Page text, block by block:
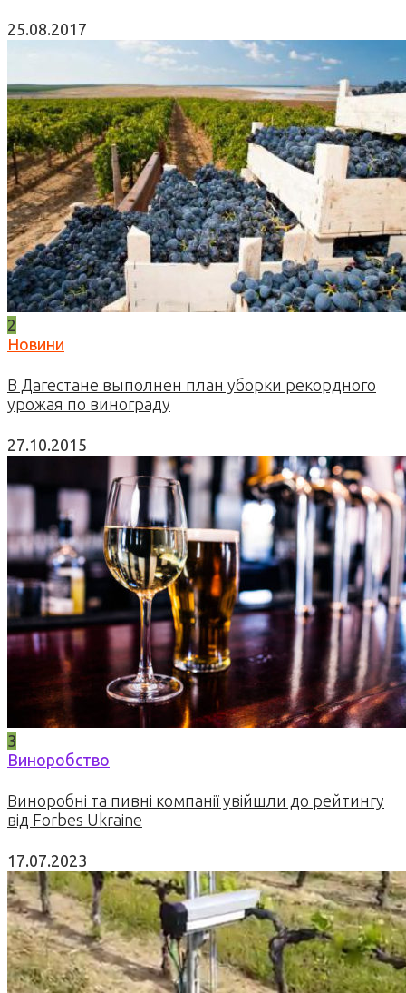
25.08.2017
2
Новини
В Дагестане выполнен план уборки рекордного
урожая по винограду
27.10.2015
3
Виноробство
Виноробні та пивні компанії увійшли до рейтингу
від Forbes Ukraine
17.07.2023